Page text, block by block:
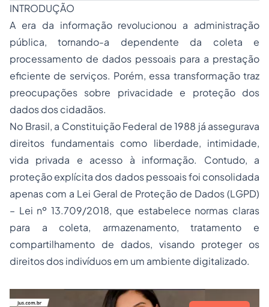
INTRODUÇÃO
A era da informação revolucionou a administração
pública, tornando-a dependente da coleta e
processamento de dados pessoais para a prestação
eficiente de serviços. Porém, essa transformação traz
preocupações sobre privacidade e proteção dos
dados dos cidadãos.
No Brasil, a Constituição Federal de 1988 já assegurava
direitos fundamentais como liberdade, intimidade,
vida privada e acesso à informação. Contudo, a
proteção explícita dos dados pessoais foi consolidada
apenas com a Lei Geral de Proteção de Dados (LGPD)
– Lei nº 13.709/2018, que estabelece normas claras
para a coleta, armazenamento, tratamento e
compartilhamento de dados, visando proteger os
direitos dos indivíduos em um ambiente digitalizado.